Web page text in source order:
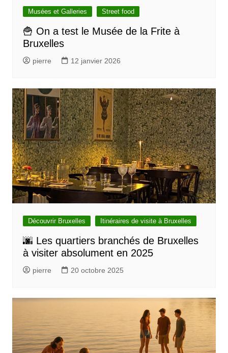
Musées et Galleries Street food
🍟 On a test le Musée de la Frite à
Bruxelles
pierre 12 janvier 2026
Découvrir Bruxelles Itinéraires de visite à Bruxelles
🌆 Les quartiers branchés de Bruxelles
à visiter absolument en 2025
pierre 20 octobre 2025